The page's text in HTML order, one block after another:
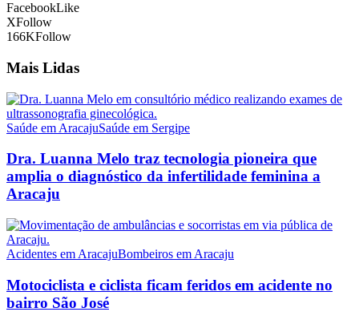
FacebookLike
XFollow
166KFollow
Mais Lidas
Saúde em AracajuSaúde em Sergipe
Dra. Luanna Melo traz tecnologia pioneira que
amplia o diagnóstico da infertilidade feminina a
Aracaju
Acidentes em AracajuBombeiros em Aracaju
Motociclista e ciclista ficam feridos em acidente no
bairro São José